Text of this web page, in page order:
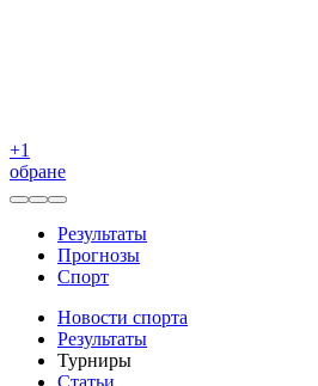
+1
обране
Результаты
Прогнозы
Спорт
Новости спорта
Результаты
Турниры
Статьи